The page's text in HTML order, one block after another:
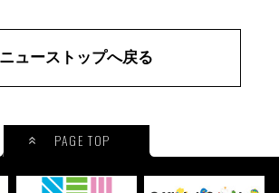
ニューストップへ戻る
PAGE TOP